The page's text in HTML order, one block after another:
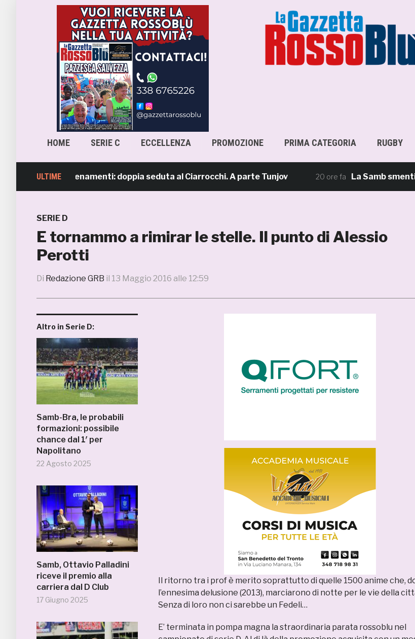
HOME SERIE C ECCELLENZA PROMOZIONE PRIMA CATEGORIA RUGBY
ULTIME
gli allenamenti: doppia seduta al Ciarrocchi. A parte Tunjov 20 ore fa La Samb smentisce
SERIE D
E tornammo a rimirar le stelle. Il punto di Alessio
Perotti
Di Redazione GRB il 13 Maggio 2016 alle 12:59
Altro in Serie D:
Samb-Bra, le probabili
formazioni: possibile
chance dal 1′ per
Napolitano
22 Agosto 2025
Samb, Ottavio Palladini
riceve il premio alla
carriera dal D Club
17 Giugno 2025
Il ritorno tra i prof è merito soprattutto di quelle 1500 anime che,
l’ennesima delusione (2013), marciarono di notte per le vie della
Senza di loro non ci sarebbe un Fedeli…
E’ terminata in pompa magna la straordinaria parata rossoblu nel